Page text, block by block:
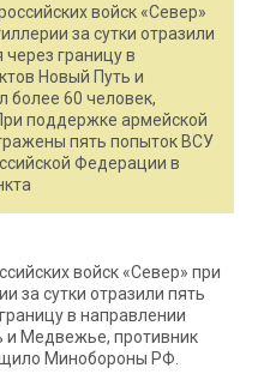
войск «Север»
за сутки отразили
границу в
Новый Путь и
более 60 человек,
поддержке армейской
пять попыток ВСУ
Федерации в
войск «Север» при
за сутки отразили пять
в направлении
и Медвежье, противник
Минобороны РФ.